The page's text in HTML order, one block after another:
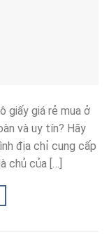
giấy giá rẻ mua ở
và uy tín? Hãy
địa chỉ cung cấp
chủ của […]